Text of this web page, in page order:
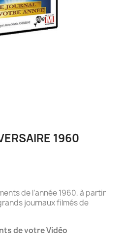
1960
de l’année 1960, à partir
journaux filmés de
de votre Vidéo